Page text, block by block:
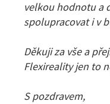
velkou hodnotu a
spolupracovat i v
Děkuji za vše a
Flexireality jen to
S pozdravem,